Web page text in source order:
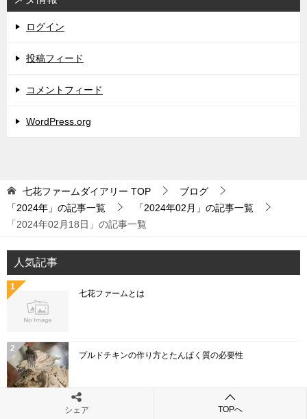
ログイン
投稿フィード
コメントフィード
WordPress.org
七花ファームダイアリー TOP
ブログ
「2024年」の記事一覧
「2024年02月」の記事一覧
「2024年02月18日」の記事一覧
人気記事
七花ファームとは
プルドチキンの作り方とたんぱく質の必要性
シェア TOPへ